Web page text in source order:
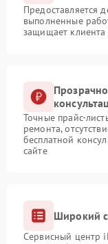
Предоставляется
выполненные
защищает клиента
Точные прайс-
ремонта,
бесплатной
сайте
Широкий
Сервисный центр